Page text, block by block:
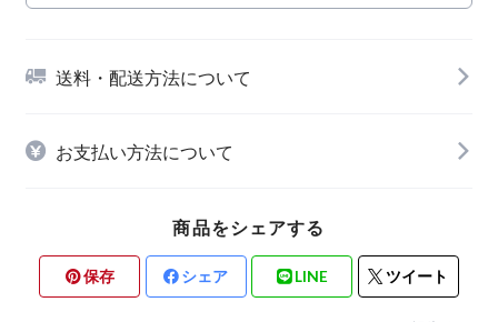
送料・配送方法について
お支払い方法について
商品をシェアする
保存 シェア LINE ツイート